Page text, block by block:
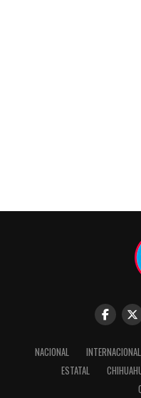
NACIONAL INTERNACIONAL
ESTATAL